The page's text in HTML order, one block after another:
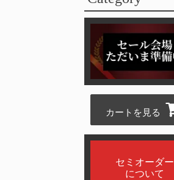
カートを見る
セミオーダー
について